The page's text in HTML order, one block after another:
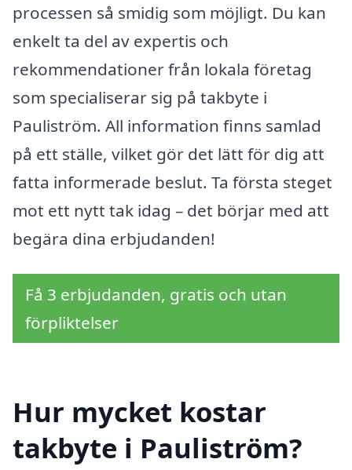
processen så smidig som möjligt. Du kan
enkelt ta del av expertis och
rekommendationer från lokala företag
som specialiserar sig på takbyte i
Pauliström. All information finns samlad
på ett ställe, vilket gör det lätt för dig att
fatta informerade beslut. Ta första steget
mot ett nytt tak idag – det börjar med att
begära dina erbjudanden!
Få 3 erbjudanden, gratis och utan
förpliktelser
Hur mycket kostar
takbyte i Pauliström?